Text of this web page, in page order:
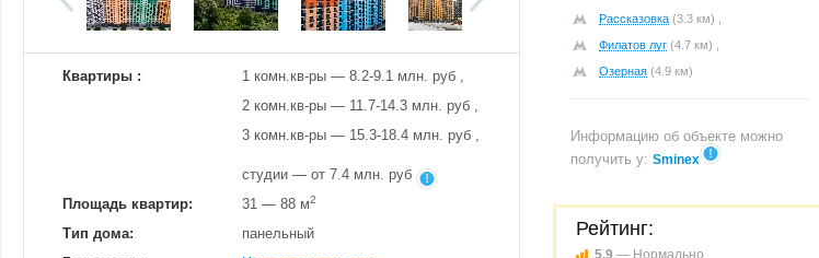
Квартиры :
1 комн.кв-ры — 8.2-9.1 млн. руб ,
2 комн.кв-ры — 11.7-14.3 млн. руб ,
3 комн.кв-ры — 15.3-18.4 млн. руб ,
студии — от 7.4 млн. руб
Площадь квартир:
31 — 88 м2
Тип дома:
панельный
Рассказовка (3.3 км) ,
Филатов луг (4.7 км) ,
Озерная (4.9 км)
Информацию об объекте можно
получить у: Sminex
Рейтинг:
5.9 — Нормально